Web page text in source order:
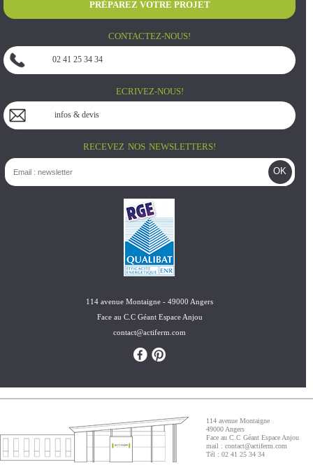
PRÉPAREZ VOTRE PROJET
CONTACTEZ-NOUS!
02 41 25 34 34
ECRIVEZ-NOUS!
infos & devis
RECEVEZ NOS NEWSLETTERS!
e-mail *
cette question vous permet de vérifier si vous êtes un
les soumissions automatisées de spam.
website url
114 avenue Montaigne - 49000 Angers
Face au C.C Géant Espace Anjou
contact@actiferm.com
114 avenue Montaigne
49000 Angers
Face au C.C Géant Espace Anjou
mail : contact@actiferm.com
Tél : 02 41 25 34 34